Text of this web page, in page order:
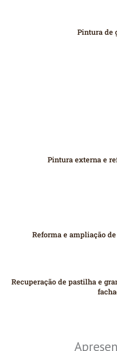
Pintura de
Pintura externa e
Reforma e ampliação
Recuperação de pastilha e